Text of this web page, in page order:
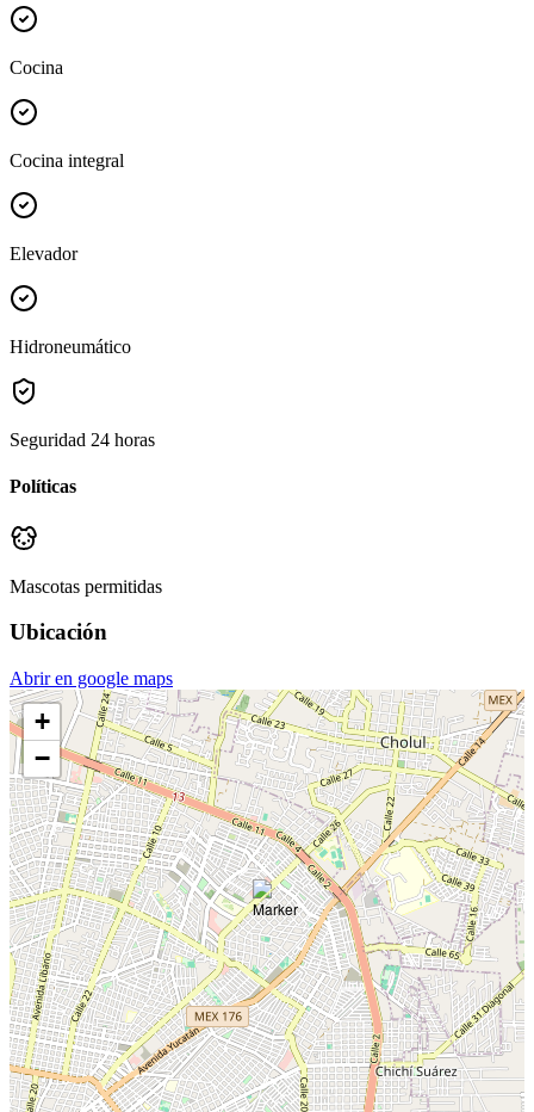
Cocina
Cocina integral
Elevador
Hidroneumático
Seguridad 24 horas
Políticas
Mascotas permitidas
Ubicación
Abrir en google maps
+
−